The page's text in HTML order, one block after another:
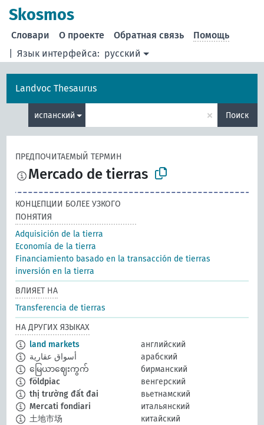
Skosmos
Язык интерфейса: русский
Словари О проекте Обратная связь Помощь
Landvoc Thesaurus
испанский × Поиск
ПРЕДПОЧИТАЕМЫЙ ТЕРМИН
Mercado de tierras
КОНЦЕПЦИИ БОЛЕЕ УЗКОГО
ПОНЯТИЯ
Adquisición de la tierra
Economía de la tierra
Financiamiento basado en la transacción de tierras
inversión en la tierra
ВЛИЯЕТ НА
Transferencia de tierras
НА ДРУГИХ ЯЗЫКАХ
land markets
английский
أسواق عقارية
арабский
မြေယာဈေးကွက်
бирманский
földpiac
венгерский
thị trường đất đai
вьетнамский
Mercati fondiari
итальянский
土地市场
китайский